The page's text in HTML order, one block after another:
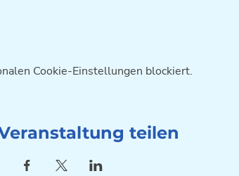
Cookie-Einstellungen blockiert.
teilen